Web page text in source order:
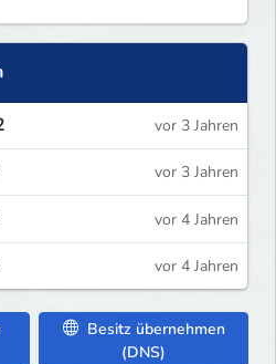
vor 3 Jahren
vor 3 Jahren
vor 4 Jahren
vor 4 Jahren
Besitz übernehmen
(DNS)